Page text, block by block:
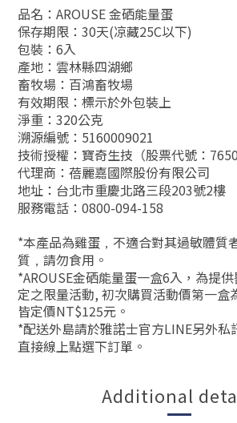
品名：AROUSE 金硒能量蛋
保存期限：30天(凉藏25C以下)
包裝：6入
產地：雲林縣四湖鄉
畜牧場：百鴻畜牧場
有效期限：標示於外包裝上
淨重：320公克
溯源編號：5160009021
技術授權：寶奇生技（股票代號：7650
代理商：蓓麗嘉國際股份有限公司
地址：台北市重慶北路三段203號2樓
服務電話：0800-094-158
*本產品為雞蛋 ， 不適合對其過敏體質
質 ， 請勿食用。
*AROUSE金硒能量蛋一盒6入，為提
定之限量活動, 初次購買活動價第一盒
皆定價NT$125元。
*配送外島請於雅諾士官方LINE另外私
直接線上點選下訂單。
Additional